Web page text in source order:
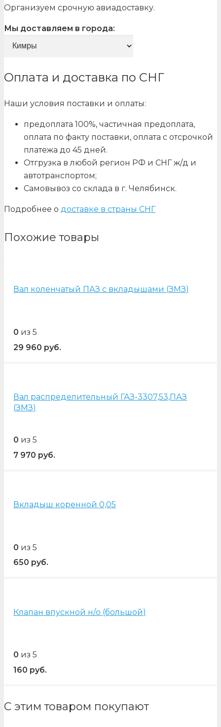
Организуем срочную авиадоставку.
Мы доставляем в города:
Оплата и доставка по СНГ
Наши условия поставки и оплаты:
предоплата 100%, частичная предоплата,
оплата по факту поставки, оплата с отсрочкой
платежа до 45 дней.
Отгрузка в любой регион РФ и СНГ ж/д и
автотранспортом;
Самовывоз со склада в г. Челябинск.
Подробнее о доставке в страны СНГ
Похожие товары
Вал коленчатый ПАЗ с вкладышами (ЗМЗ)
0 из 5
29 960 руб.
Вал распределительный ГАЗ-3307,53,ПАЗ
(ЗМЗ)
0 из 5
7 970 руб.
Вкладыш коренной 0,05
0 из 5
650 руб.
Клапан впускной н/о (большой)
0 из 5
160 руб.
С этим товаром покупают